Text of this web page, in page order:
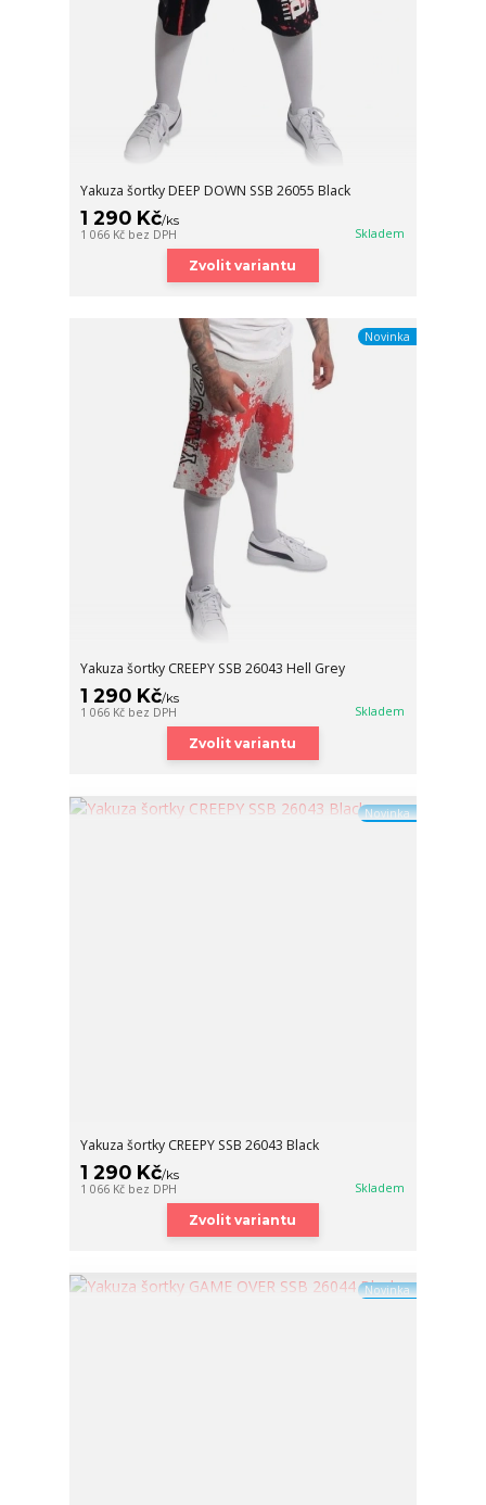
Yakuza šortky DEEP DOWN SSB 26055 Black
1 290 Kč/ks
1 066 Kč bez DPH Skladem
Zvolit variantu
Novinka
Yakuza šortky CREEPY SSB 26043 Hell Grey
1 290 Kč/ks
1 066 Kč bez DPH Skladem
Zvolit variantu
Novinka
Yakuza šortky CREEPY SSB 26043 Black
1 290 Kč/ks
1 066 Kč bez DPH Skladem
Zvolit variantu
Novinka